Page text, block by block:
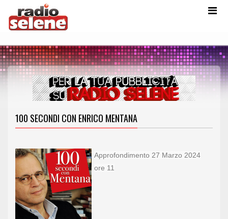
100 SECONDI CON ENRICO MENTANA
Approfondimento 27 Marzo 2024
ore 11